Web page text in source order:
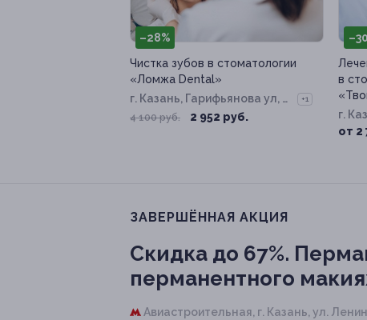
–28%
Чистка зубов в стоматологии
«Ломжа Dental»
г. Казань, Гарифьянова ул, д.
25
+1
4 100 руб. 2 952 руб.
в
г.
50
от 2
ЗАВЕРШЁННАЯ АКЦИЯ
Скидка до 67%.
перманентного
Авиастроительная, г. Казань, ул.